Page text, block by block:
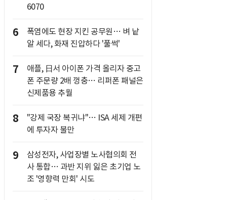
6070
6
폭염에도 현장 지킨 공무원… 벼 낱
알 세다, 화재 진압하다 '풀썩'
7
애플, 日서 아이폰 가격 올리자 중고
폰 주문량 2배 껑충… 리퍼폰 패널은
신제품용 추월
8
"강제 국장 복귀냐"… ISA 세제 개편
에 투자자 불만
9
삼성전자, 사업장별 노사협의회 전
사 통합… 과반 지위 잃은 초기업 노
조 '영향력 만회' 시도